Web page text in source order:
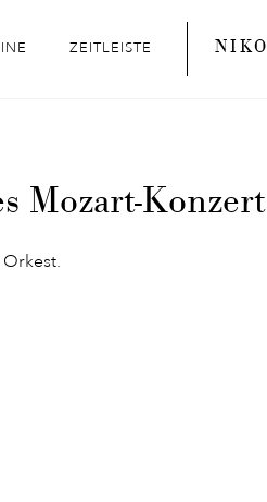
ZEITLEISTE
Mozart-